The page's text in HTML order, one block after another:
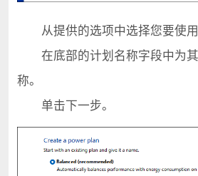
从提供的选项中选择您要使用
在底部的计划名称字段中为其
称。
单击下一步。